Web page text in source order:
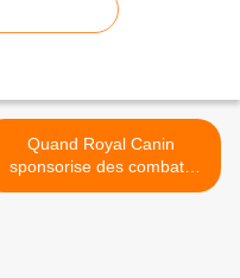
Quand Royal Canin
sponsorise des combats
entre chiens et ours en